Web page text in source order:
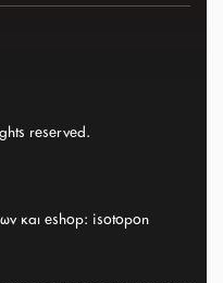
reserved.
και eshop: isotopon